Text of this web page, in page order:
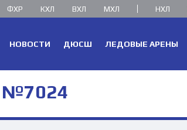
ФХР КХЛ ВХЛ МХЛ НХЛ
НОВОСТИ ДЮСШ ЛЕДОВЫЕ АРЕНЫ
№7024